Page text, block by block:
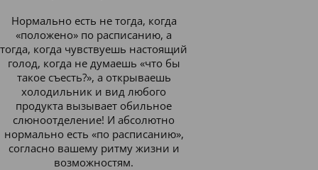
Нормально есть не тогда, когда
«положено» по расписанию, а
тогда, когда чувствуешь настоящий
голод, когда не думаешь «что бы
такое съесть?», а открываешь
холодильник и вид любого
продукта вызывает обильное
слюноотделение! И абсолютно
нормально есть «по расписанию»,
согласно вашему ритму жизни и
возможностям.